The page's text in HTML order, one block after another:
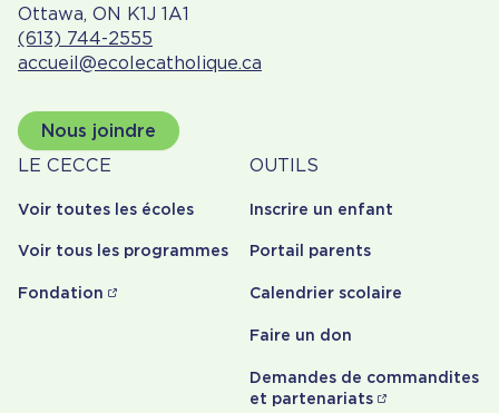
Ottawa, ON K1J 1A1
(613) 744-2555
accueil@ecolecatholique.ca
Nous joindre
À
propos
LE CECCE
Voir toutes les écoles
Voir tous les programmes
Fondation
Outils
OUTILS
Inscrire un enfant
Portail parents
Calendrier scolaire
Faire un don
Demandes de commandites
et partenariats